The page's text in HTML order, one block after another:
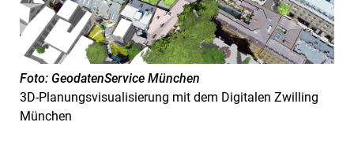
Foto: GeodatenService München
3D-Planungsvisualisierung mit dem Digitalen Zwilling
München